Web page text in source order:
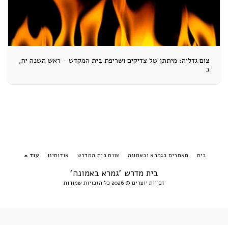
צום גדליה: מיתתן של צדיקים ושריפת בית המקדש - ראש השנה יח,
ב
בית מדרש 'גמרא באמונה'
זכויות יוצרים © 2026 כל הזכויות שמורות
בית מאמרים בגמרא ובאמונה צוות בית המדרש אודותינו עוד